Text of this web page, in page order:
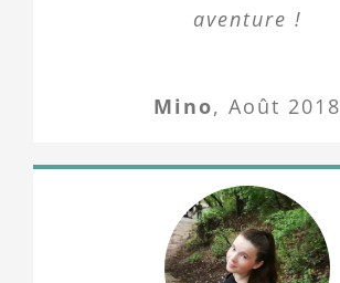
aventure !
Mino, Août 2018